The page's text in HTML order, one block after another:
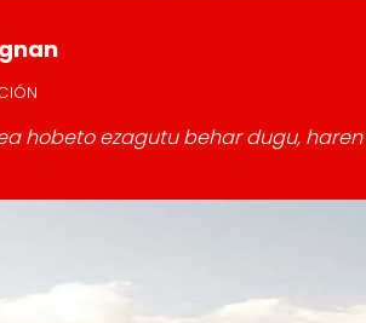
hobeto ezagutu behar dugu,